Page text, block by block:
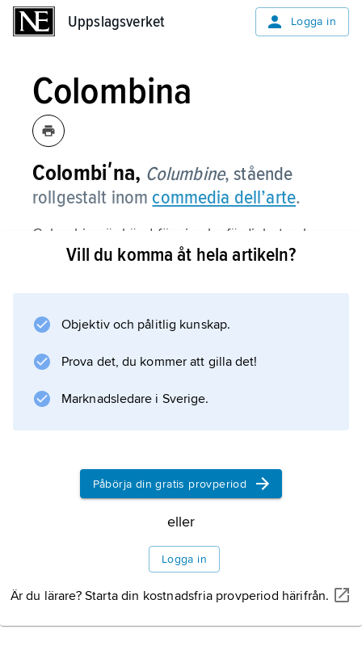
Uppslagsverket Logga in
Colombina
Colombiʹna, Columbine,stående
rollgestalt inom commedia dell’arte.
Colombina är känd för sin slagfärdighet och
sitt uttrycksfulla minspel. Ofta bidrar hon i sin
förväxlingar genom att uppträda under olika
Vill du komma åt hela artikeln?
Objektiv och pålitlig kunskap.
Prova det, du kommer att gilla det!
Marknadsledare i Sverige.
Påbörja din gratis provperiod
eller
Logga in
Är du lärare? Starta din kostnadsfria provperiod härifrån.